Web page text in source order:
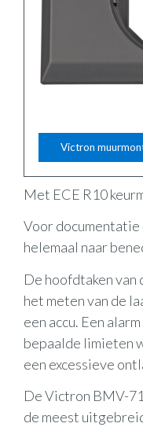
Victron
Met ECE R10
Voor
helemaal naar
De hoofdtaken
het meten van de
een accu. Een
bepaalde limieten
een excessieve
De Victron BMV-
de meest